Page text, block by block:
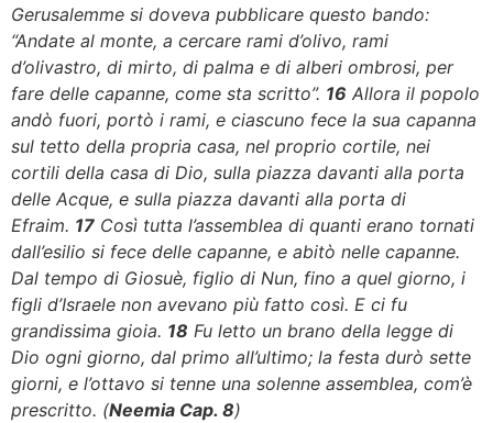
Gerusalemme si doveva pubblicare questo bando:
“Andate al monte, a cercare rami d’olivo, rami
d’olivastro, di mirto, di palma e di alberi ombrosi, per
fare delle capanne, come sta scritto”. 16 Allora il popolo
andò fuori, portò i rami, e ciascuno fece la sua capanna
sul tetto della propria casa, nel proprio cortile, nei
cortili della casa di Dio, sulla piazza davanti alla porta
delle Acque, e sulla piazza davanti alla porta di
Efraim. 17 Così tutta l’assemblea di quanti erano tornati
dall’esilio si fece delle capanne, e abitò nelle capanne.
Dal tempo di Giosuè, figlio di Nun, fino a quel giorno, i
figli d’Israele non avevano più fatto così. E ci fu
grandissima gioia. 18 Fu letto un brano della legge di
Dio ogni giorno, dal primo all’ultimo; la festa durò sette
giorni, e l’ottavo si tenne una solenne assemblea, com’è
prescritto. (Neemia Cap. 8)